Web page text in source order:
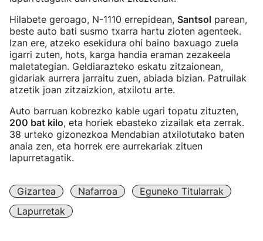
Hilabete geroago, N-1110 errepidean, Santsol parean,
beste auto bati susmo txarra hartu zioten agenteek.
Izan ere, atzeko esekidura ohi baino baxuago zuela
igarri zuten, hots, karga handia eraman zezakeela
maletategian. Geldiarazteko eskatu zitzaionean,
gidariak aurrera jarraitu zuen, abiada bizian. Patruilak
atzetik joan zitzaizkion, atxilotu arte.
Auto barruan kobrezko kable ugari topatu zituzten,
200 bat kilo, eta horiek ebasteko zizailak eta zerrak.
38 urteko gizonezkoa Mendabian atxilotutako baten
anaia zen, eta horrek ere aurrekariak zituen
lapurretagatik.
Gizartea Nafarroa
Eguneko Titularrak
Lapurretak